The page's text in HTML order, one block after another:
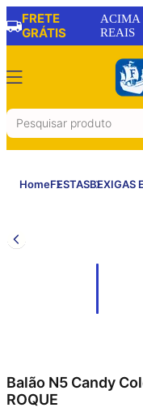
FRETE
GRÁTIS
ACIMA
REAIS
HomeFESTASBEXIGAS
Balão N5 Candy
ROQUE